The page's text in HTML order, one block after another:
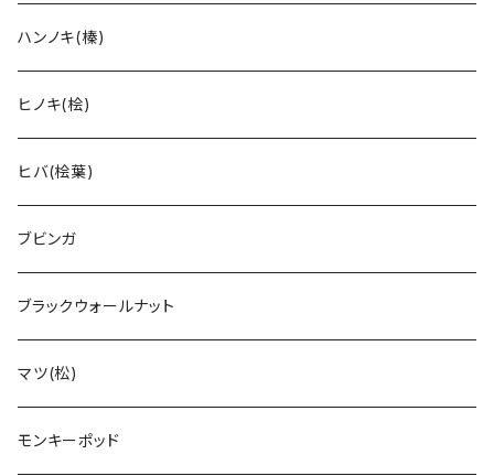
ハンノキ(榛)
ヒノキ(桧)
ヒバ(桧葉)
ブビンガ
ブラックウォールナット
マツ(松)
モンキーポッド